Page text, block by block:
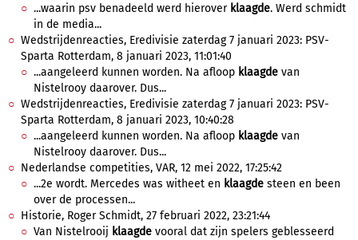
...waarin psv benadeeld werd hierover klaagde. Werd schmidt
in de media...
Wedstrijdenreacties, Eredivisie zaterdag 7 januari 2023: PSV-
Sparta Rotterdam, 8 januari 2023, 11:01:40
...aangeleerd kunnen worden. Na afloop klaagde van
Nistelrooy daarover. Dus...
Wedstrijdenreacties, Eredivisie zaterdag 7 januari 2023: PSV-
Sparta Rotterdam, 8 januari 2023, 10:40:28
...aangeleerd kunnen worden. Na afloop klaagde van
Nistelrooy daarover. Dus...
Nederlandse competities, VAR, 12 mei 2022, 17:25:42
...2e wordt. Mercedes was witheet en klaagde steen en been
over de processen...
Historie, Roger Schmidt, 27 februari 2022, 23:21:44
Van Nistelrooij klaagde vooral dat zijn spelers geblesseerd